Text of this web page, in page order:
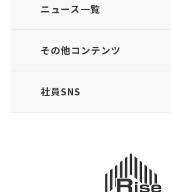
ニュース一覧
その他コンテンツ
社員SNS